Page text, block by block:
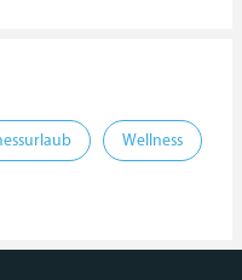
Wellness